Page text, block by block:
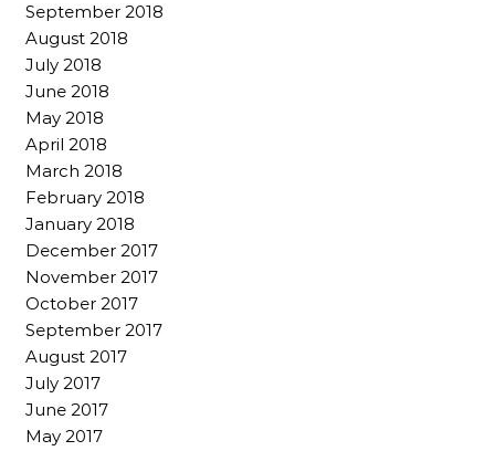
September 2018
August 2018
July 2018
June 2018
May 2018
April 2018
March 2018
February 2018
January 2018
December 2017
November 2017
October 2017
September 2017
August 2017
July 2017
June 2017
May 2017